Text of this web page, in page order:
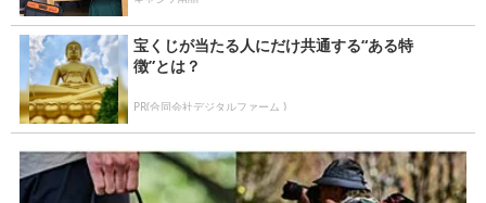
宝くじが当たる人にだけ共通する“ある特
徴”とは？
PR(合同会社デジタルファーム )